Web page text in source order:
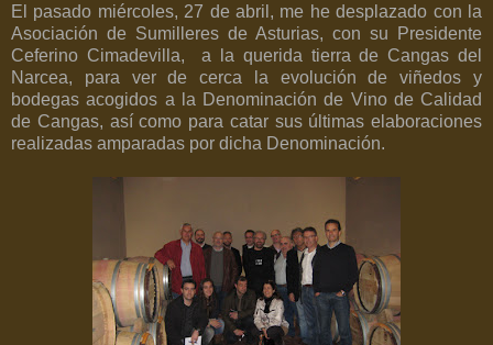
El pasado miércoles, 27 de abril, me he desplazado con la
Asociación de Sumilleres de Asturias, con su Presidente
Ceferino Cimadevilla, a la querida tierra de Cangas del
Narcea, para ver de cerca la evolución de viñedos y
bodegas acogidos a la Denominación de Vino de Calidad
de Cangas, así como para catar sus últimas elaboraciones
realizadas amparadas por dicha Denominación.